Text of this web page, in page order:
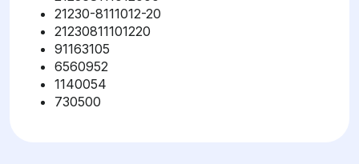
21230-8111012-20
21230811101220
91163105
6560952
1140054
730500